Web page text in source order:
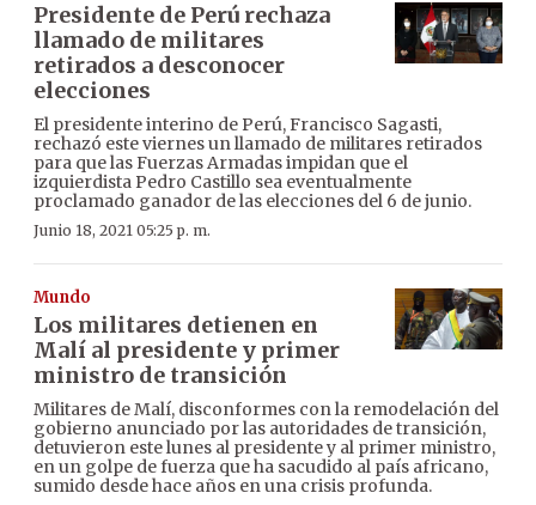
Presidente de Perú rechaza
llamado de militares
retirados a desconocer
elecciones
El presidente interino de Perú, Francisco Sagasti,
rechazó este viernes un llamado de militares retirados
para que las Fuerzas Armadas impidan que el
izquierdista Pedro Castillo sea eventualmente
proclamado ganador de las elecciones del 6 de junio.
Junio 18, 2021 05:25 p. m.
Mundo
Los militares detienen en
Malí al presidente y primer
ministro de transición
Militares de Malí, disconformes con la remodelación del
gobierno anunciado por las autoridades de transición,
detuvieron este lunes al presidente y al primer ministro,
en un golpe de fuerza que ha sacudido al país africano,
sumido desde hace años en una crisis profunda.